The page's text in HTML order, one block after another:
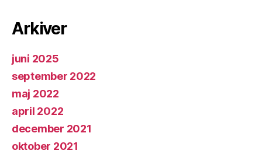
Arkiver
juni 2025
september 2022
maj 2022
april 2022
december 2021
oktober 2021